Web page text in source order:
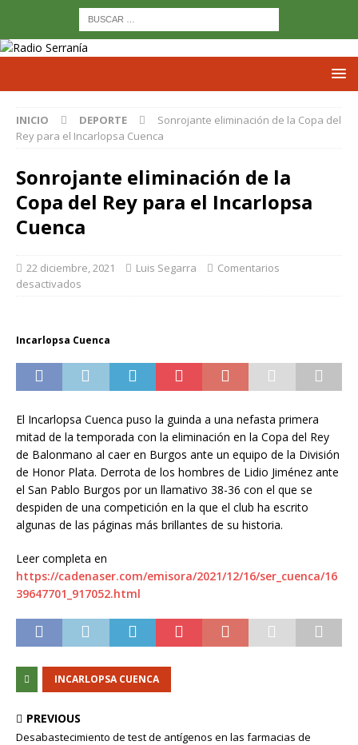
INICIO DEPORTE
Sonrojante eliminación de la Copa del
Rey para el Incarlopsa Cuenca
Sonrojante eliminación de la
Copa del Rey para el Incarlopsa
Cuenca
22 diciembre, 2021 Luis Segarra
Comentarios
desactivados
Incarlopsa Cuenca
El Incarlopsa Cuenca puso la guinda a una nefasta primera
mitad de la temporada con la eliminación en la Copa del Rey
de Balonmano al caer en Burgos ante un equipo de la División
de Honor Plata. Derrota de los hombres de Lidio Jiménez ante
el San Pablo Burgos por un llamativo 38-36 con el que se
despiden de una competición en la que el club ha escrito
algunas de las páginas más brillantes de su historia.
Leer completa en
https://cadenaser.com/emisora/2021/12/16/ser_cuenca/16
39647701_917052.html
INCARLOPSA CUENCA
PREVIOUS
Desabastecimiento de test de antígenos en las farmacias de